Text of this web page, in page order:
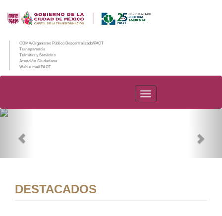
CDMX/Organismo Público Descentralizado/PAOT
Transparencia
Trámites y Servicios
Atención Ciudadana
Web e-mail PAOT
PAOT
DESTACADOS